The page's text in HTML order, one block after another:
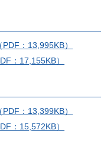
：13,995KB）
：17,155KB）
：13,399KB）
：15,572KB）